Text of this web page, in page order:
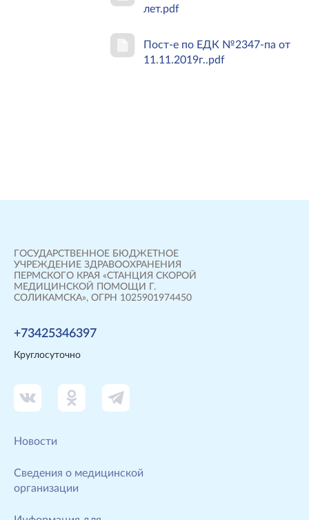
лет.pdf
Пост-е по ЕДК №2347-па от
11.11.2019г..pdf
ГОСУДАРСТВЕННОЕ БЮДЖЕТНОЕ
УЧРЕЖДЕНИЕ ЗДРАВООХРАНЕНИЯ
ПЕРМСКОГО КРАЯ «СТАНЦИЯ СКОРОЙ
МЕДИЦИНСКОЙ ПОМОЩИ Г.
СОЛИКАМСКА», ОГРН 1025901974450
+73425346397
Круглосуточно
Новости
Сведения о медицинской
организации